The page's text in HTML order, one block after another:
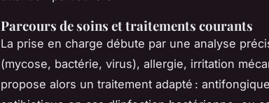
Parcours de soins et traitements courants
La prise en charge débute par une analyse
(mycose, bactérie, virus), allergie, irritation
propose alors un traitement adapté :